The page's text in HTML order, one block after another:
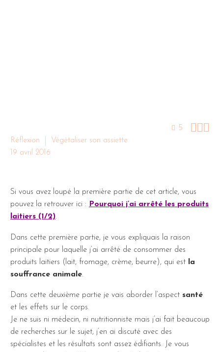
5 
Réflexion
Végétaliser son assiette
19 avril 2016
Si vous avez loupé la première partie de cet article, vous
pouvez la retrouver ici :
Pourquoi j’ai arrêté les produits
laitiers (1/2).
Dans cette première partie, je vous expliquais la raison
principale pour laquelle j’ai arrêté de consommer des
produits laitiers (lait, fromage, crème, beurre), qui est
la
souffrance animale.
Dans cette deuxième partie je vais aborder l’aspect santé
et les effets sur le corps.
Je ne suis ni médecin, ni nutritionniste mais j’ai fait beaucoup
de recherches sur le sujet, j’en ai discuté avec des
spécialistes et les résultats sont assez édifiants. Je vous